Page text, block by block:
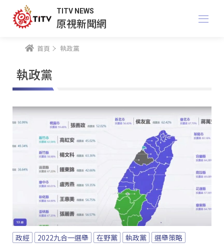
TITV NEWS
原視新聞網
首頁 執政黨
執政黨
政經 2022九合一選舉 在野黨 執政黨 選舉策略